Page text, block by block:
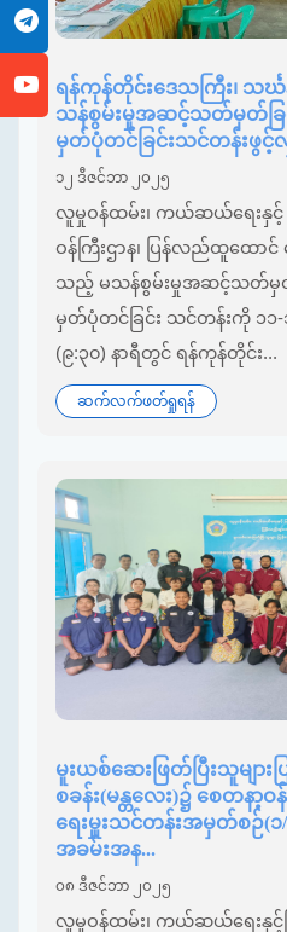
ရန်ကုန်တိုင်းဒေသကြီး၊ သင်္
သန်စွမ်းမှုအဆင့်သတ်မှတ်ခြင်
မှတ်ပုံတင်ခြင်းသင်တန်းဖွင့်
၁၂ ဒီဇင်ဘာ ၂၀၂၅
လူမှုဝန်ထမ်း၊ ကယ်ဆယ်ရေးနှင့်
ဝန်ကြီးဌာန၊ ပြန်လည်ထူထောင် ရ
သည့် မသန်စွမ်းမှုအဆင့်သတ်မှတ်ခ
မှတ်ပုံတင်ခြင်း သင်တန်းကို ၁၁-
(၉:၃၀) နာရီတွင် ရန်ကုန်တိုင်း...
ဆက်လက်ဖတ်ရှုရန်
မူးယစ်ဆေးဖြတ်ပြီးသူမျာ
စခန်း(မန္တလေး)၌ စေတနာ့
ရေးမှူးသင်တန်းအမှတ်စဉ်(၁
အခမ်းအန...
၀၈ ဒီဇင်ဘာ ၂၀၂၅
လူမှုဝန်ထမ်း၊ ကယ်ဆယ်ရေးနှင့်ပ